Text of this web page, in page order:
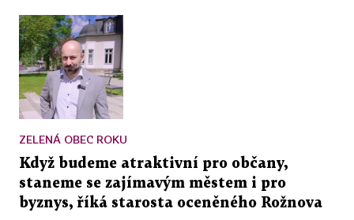
ZELENÁ OBEC ROKU
Když budeme atraktivní pro občany,
staneme se zajímavým městem i pro
byznys, říká starosta oceněného Rožnova